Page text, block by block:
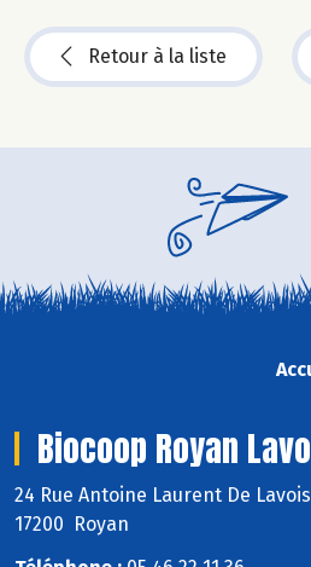
Retour à la liste
Biocoop Royan
24 Rue Antoine Laurent De
17200 Royan